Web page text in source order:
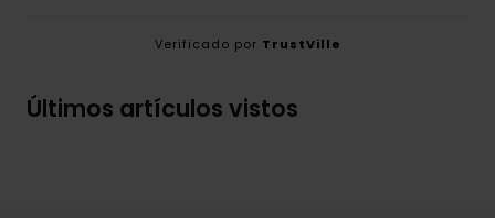
Verificado por TrustVille
Últimos artículos vistos